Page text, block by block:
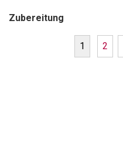
Zubereitung
1 2